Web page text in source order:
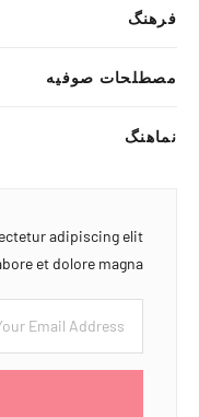
فرهنگ
مصطلحات صوفیه
نماهنگ
adipiscing elit
et dolore magna